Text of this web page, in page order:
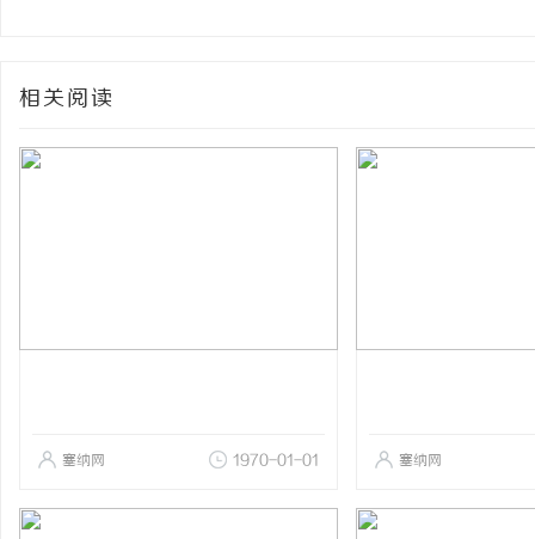
相关阅读
塞纳网 1970-01-01 塞纳网